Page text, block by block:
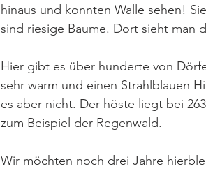
hinaus und konnten Walle sehen!
sind riesige Baume. Dort sieht man
Hier gibt es über hunderte von
sehr warm und einen Strahlblauen
es aber nicht. Der höste liegt bei
zum Beispiel der Regenwald.
Wir möchten noch drei Jahre